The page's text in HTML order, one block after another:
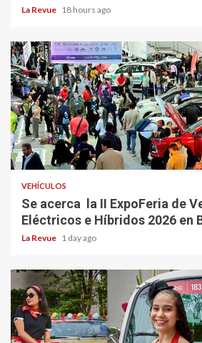
La Revue 18 hours ago
VEHÍCULOS
Se acerca la II ExpoFeria de
Eléctricos e Híbridos 2026 en
La Revue 1 day ago